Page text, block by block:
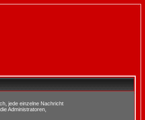
jede einzelne Nachricht
Administratoren,